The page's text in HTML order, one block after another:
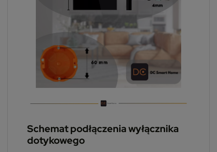
Schemat podłączenia wyłącznika
dotykowego